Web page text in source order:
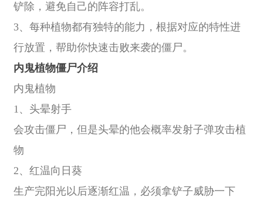
铲除，避免自己的阵容打乱。
3、每种植物都有独特的能力，根据对应的特性进
行放置，帮助你快速击败来袭的僵尸。
内鬼植物僵尸介绍
内鬼植物
1、头晕射手
会攻击僵尸，但是头晕的他会概率发射子弹攻击植
物
2、红温向日葵
生产完阳光以后逐渐红温，必须拿铲子威胁一下